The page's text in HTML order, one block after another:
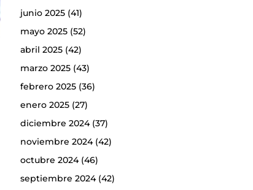
junio 2025(41)
mayo 2025(52)
abril 2025(42)
marzo 2025(43)
febrero 2025(36)
enero 2025(27)
diciembre 2024(37)
noviembre 2024(42)
octubre 2024(46)
septiembre 2024(42)